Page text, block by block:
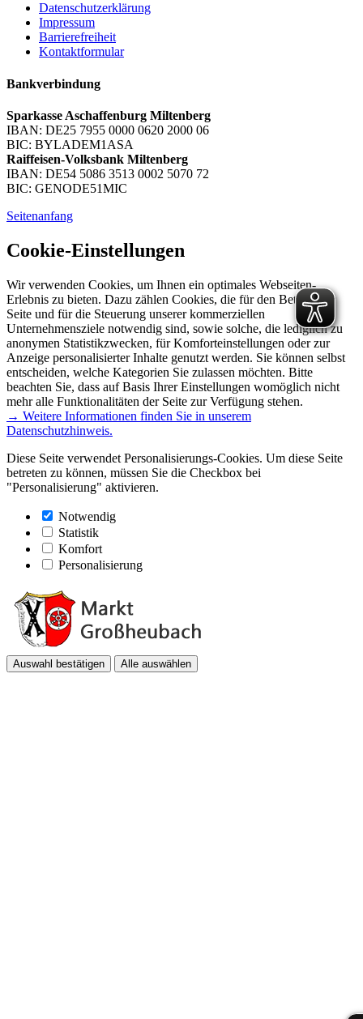
Datenschutzerklärung
Impressum
Barrierefreiheit
Kontaktformular
Bankverbindung
Sparkasse Aschaffenburg Miltenberg
IBAN: DE25 7955 0000 0620 2000 06
BIC: BYLADEM1ASA
Raiffeisen-Volksbank Miltenberg
IBAN: DE54 5086 3513 0002 5070 72
BIC: GENODE51MIC
Seitenanfang
Cookie-Einstellungen
Wir verwenden Cookies, um Ihnen ein optimales Webseiten-
Erlebnis zu bieten. Dazu zählen Cookies, die für den Betrieb der
Seite und für die Steuerung unserer kommerziellen
Unternehmensziele notwendig sind, sowie solche, die lediglich zu
anonymen Statistikzwecken, für Komforteinstellungen oder zur
Anzeige personalisierter Inhalte genutzt werden. Sie können selbst
entscheiden, welche Kategorien Sie zulassen möchten. Bitte
beachten Sie, dass auf Basis Ihrer Einstellungen womöglich nicht
mehr alle Funktionalitäten der Seite zur Verfügung stehen.
→ Weitere Informationen finden Sie in unserem
Datenschutzhinweis.
Diese Seite verwendet Personalisierungs-Cookies. Um diese Seite
betreten zu können, müssen Sie die Checkbox bei
"Personalisierung" aktivieren.
Notwendig
Statistik
Komfort
Personalisierung
Auswahl bestätigen Alle auswählen